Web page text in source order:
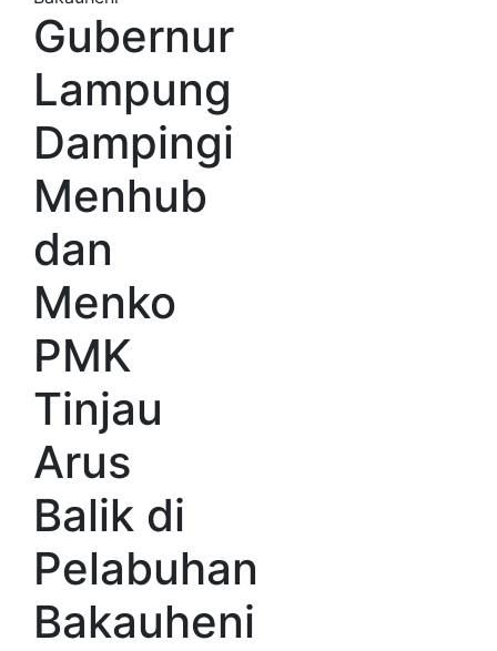
Gubernur
Lampung
Dampingi
Menhub
dan
Menko
PMK
Tinjau
Arus
Balik di
Pelabuhan
Bakauheni